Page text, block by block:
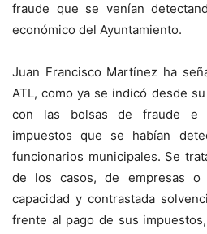
fraude que se venían
económico del Ayuntamiento.
Juan Francisco Martínez ha
ATL, como ya se indicó desde
con las bolsas de fraude e
impuestos que se habían
funcionarios municipales. Se
de los casos, de empresas o
capacidad y contrastada
frente al pago de sus